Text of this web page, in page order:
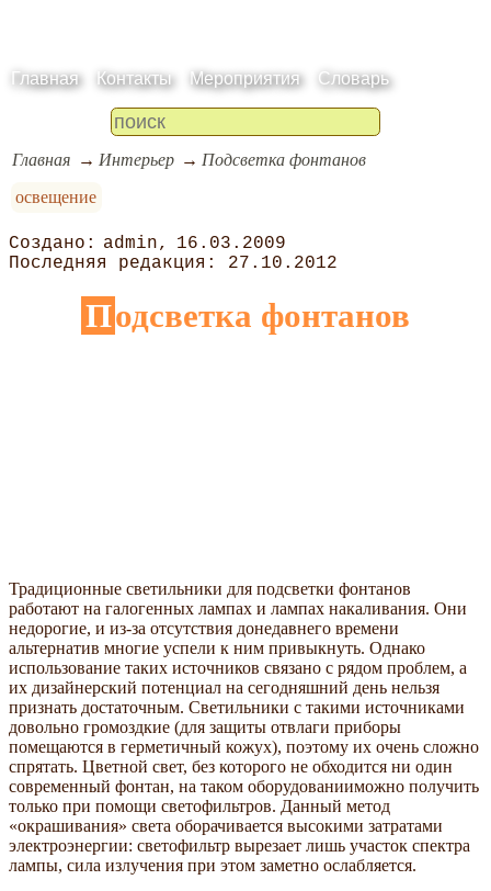
Главная Контакты Мероприятия Словарь
Главная Интерьер
Подсветка фонтанов
освещение
admin
16.03.2009
27.10.2012
Подсветка фонтанов
Традиционные светильники для подсветки фонтанов
работают на галогенных лампах и лампах накаливания. Они
недорогие, и из-за отсутствия донедавнего времени
альтернатив многие успели к ним привыкнуть. Однако
использование таких источников связано с рядом проблем, а
их дизайнерский потенциал на сегодняшний день нельзя
признать достаточным. Светильники с такими источниками
довольно громоздкие (для защиты отвлаги приборы
помещаются в герметичный кожух), поэтому их очень сложно
спрятать. Цветной свет, без которого не обходится ни один
современный фонтан, на таком оборудованииможно получить
только при помощи светофильтров. Данный метод
«окрашивания» света оборачивается высокими затратами
электроэнергии: светофильтр вырезает лишь участок спектра
лампы, сила излучения при этом заметно ослабляется.